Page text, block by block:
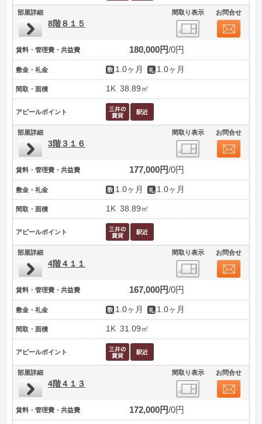
部屋詳細 間取り表示 お問合せ
8階８１５
賃料・管理費・共益費 180,000円 0円
敷金・礼金 1.0ヶ月 1.0ヶ月
間取・面積 1K 38.89㎡
アピールポイント
部屋詳細 間取り表示 お問合せ
3階３１６
賃料・管理費・共益費 177,000円 0円
敷金・礼金 1.0ヶ月 1.0ヶ月
間取・面積 1K 38.89㎡
アピールポイント
部屋詳細 間取り表示 お問合せ
4階４１１
賃料・管理費・共益費 167,000円 0円
敷金・礼金 1.0ヶ月 1.0ヶ月
間取・面積 1K 31.09㎡
アピールポイント
部屋詳細 間取り表示 お問合せ
4階４１３
賃料・管理費・共益費 172,000円 0円